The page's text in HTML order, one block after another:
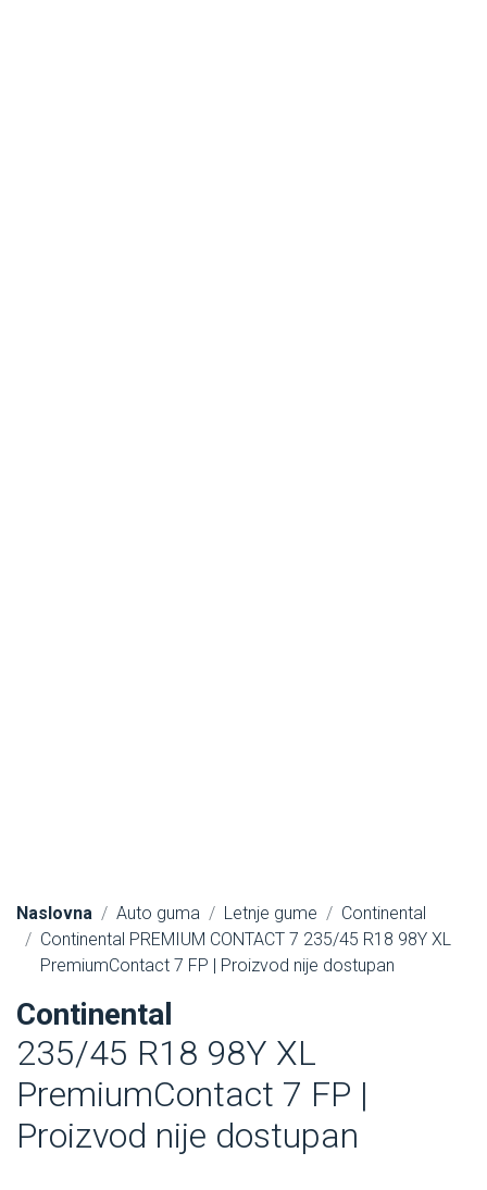
Naslovna Auto guma Letnje gume
Continental
Continental PREMIUM CONTACT 7 235/45 R18 98Y XL
PremiumContact 7 FP | Proizvod nije dostupan
Continental
235/45 R18 98Y XL
PremiumContact 7 FP |
Proizvod nije dostupan